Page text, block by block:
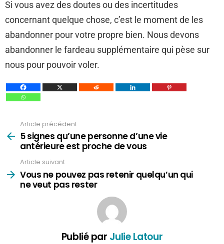
Si vous avez des doutes ou des incertitudes
concernant quelque chose, c’est le moment de les
abandonner pour votre propre bien. Nous devons
abandonner le fardeau supplémentaire qui pèse sur
nous pour pouvoir voler.
plus
Article précédent
5 signes qu’une personne d’une vie
antérieure est proche de vous
Article suivant
Vous ne pouvez pas retenir quelqu’un qui
ne veut pas rester
Publié par Julie Latour